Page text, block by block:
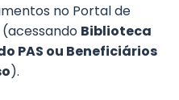
no Portal de
(acessando Biblioteca
PAS ou Beneficiários
).